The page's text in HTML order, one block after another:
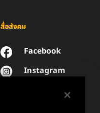
สื่อสังคม
Facebook
Instagram